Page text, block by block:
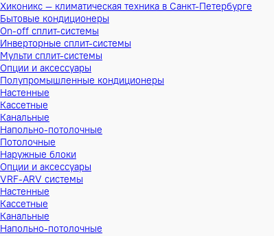
Хиконикс — климатическая техника в Санкт-Петербурге
Бытовые кондиционеры
On-off сплит-системы
Инверторные сплит-системы
Мульти сплит-системы
Опции и аксессуары
Полупромышленные кондиционеры
Настенные
Кассетные
Канальные
Напольно-потолочные
Потолочные
Наружные блоки
Опции и аксессуары
VRF-ARV системы
Настенные
Кассетные